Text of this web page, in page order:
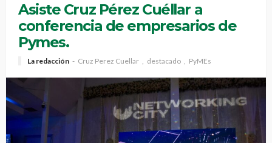
Asiste Cruz Pérez Cuéllar a
conferencia de empresarios de
Pymes.
La redacción Cruz Perez Cuellar destacado PyMEs